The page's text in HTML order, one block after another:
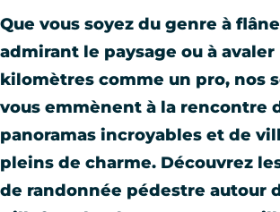
Que vous soyez du genre à
admirant le paysage ou à avaler
kilomètres comme un pro, nos
vous emmènent à la rencontre
panoramas incroyables et de
pleins de charme. Découvrez
de randonnée pédestre autour